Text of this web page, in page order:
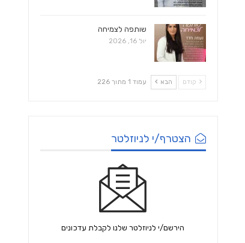
שותפה לצמיחה
יול 16, 2026
קודם הבא עמוד 1 מתוך 226
הצטרף/י לניוזלטר
הירשם/י לניוזלטר שלנו לקבלת עדכונים